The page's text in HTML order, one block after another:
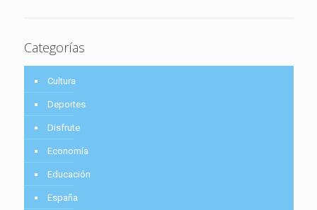
Categorías
Cultura
Deportes
Disfrute
Economía
Educación
España